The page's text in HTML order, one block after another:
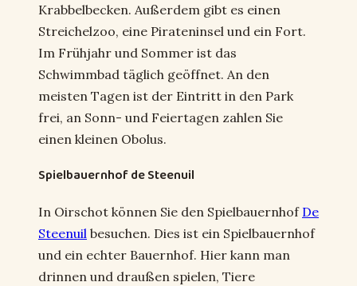
Krabbelbecken. Außerdem gibt es einen
Streichelzoo, eine Pirateninsel und ein Fort.
Im Frühjahr und Sommer ist das
Schwimmbad täglich geöffnet. An den
meisten Tagen ist der Eintritt in den Park
frei, an Sonn- und Feiertagen zahlen Sie
einen kleinen Obolus.
Spielbauernhof de Steenuil
In Oirschot können Sie den Spielbauernhof De
Steenuil besuchen. Dies ist ein Spielbauernhof
und ein echter Bauernhof. Hier kann man
drinnen und draußen spielen, Tiere